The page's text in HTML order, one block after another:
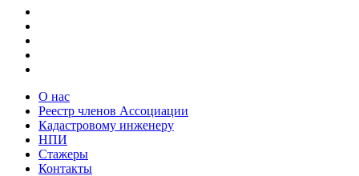
О нас
Реестр членов Ассоциации
Кадастровому инженеру
НПИ
Стажеры
Контакты